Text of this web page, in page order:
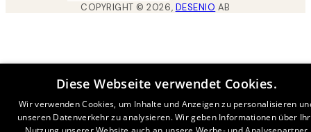
COPYRIGHT ©2026, DESENIO AB
Diese Webseite verwendet Cookies.
Wir verwenden Cookies, um Inhalte und Anzeigen zu personalisieren
unseren Datenverkehr zu analysieren. Wir geben Informationen über